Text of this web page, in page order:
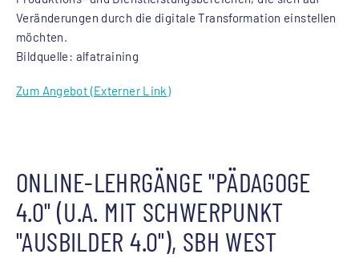
Veränderungen durch die digitale Transformation einstellen
möchten.
Bildquelle: alfatraining
Zum Angebot (Externer Link)
ONLINE-LEHRGÄNGE "PÄDAGOGE
4.0" (U.A. MIT SCHWERPUNKT
"AUSBILDER 4.0"), SBH WEST